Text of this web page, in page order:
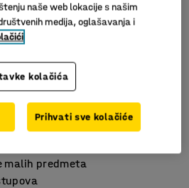
malih predmeta
naše web lokacije s našim
medija, oglašavanja i
kolačića
Prihvati sve kolačiće